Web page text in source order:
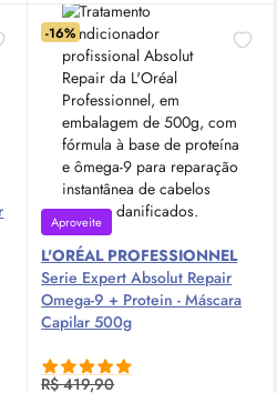
-16%
Aproveite
L'ORÉAL PROFESSIONNEL
Serie Expert Absolut Repair
Omega-9 + Protein - Máscara
Capilar 500g
R$ 419,90